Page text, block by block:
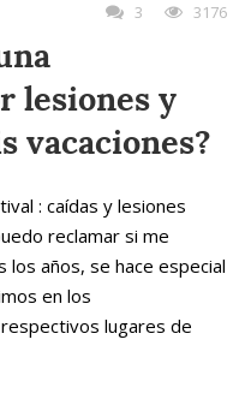
3
3176
lesiones y
vacaciones?
: caídas y lesiones
reclamar si me
los años, se hace especial
en los
lugares de